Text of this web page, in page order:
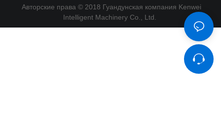
Авторские права © 2018 Гуандунская компания Kenwei
Intelligent Machinery Co., Ltd.